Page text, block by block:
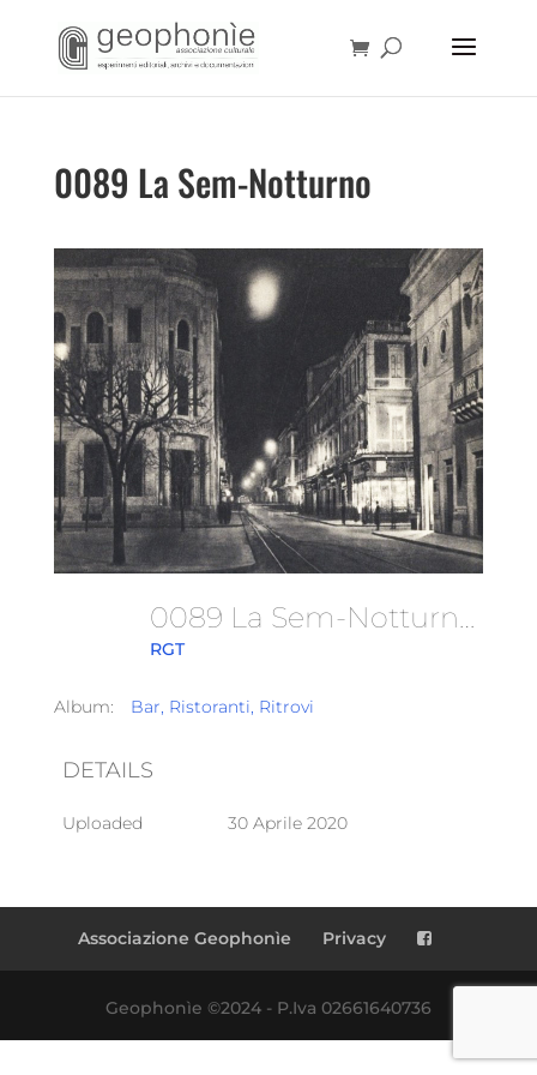
0089 La Sem-Notturno
0089 La Sem-Notturno
RGT
Album: Bar, Ristoranti, Ritrovi
DETAILS
Uploaded 30 Aprile 2020
Associazione Geophonìe Privacy
Geophonìe ©2024 - P.Iva 02661640736